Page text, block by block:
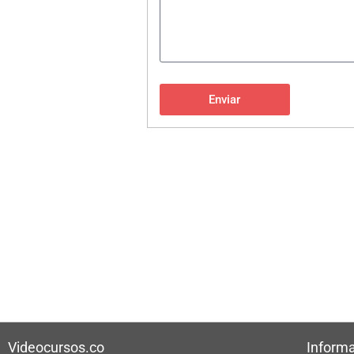
Enviar
Videocursos.co